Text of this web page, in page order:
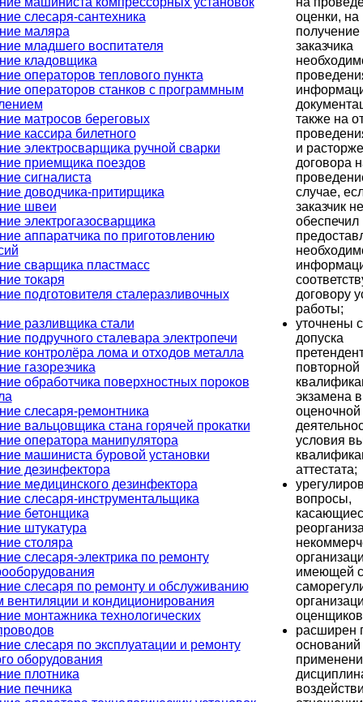
слесаря-сантехника
маляра
младшего воспитателя
кладовщика
операторов теплового пункта
операторов станков с программным
матросов береговых
кассира билетного
электросварщика ручной сварки
приемщика поездов
сигналиста
доводчика-притирщика
швеи
электрогазосварщика
аппаратчика по приготовлению
сварщика пластмасс
токаря
подготовителя сталеразливочных
разливщика стали
подручного сталевара электропечи
контролёра лома и отходов металла
газорезчика
обработчика поверхностных пороков
слесаря-ремонтника
вальцовщика стана горячей прокатки
оператора манипулятора
машиниста буровой установки
дезинфектора
медицинского дезинфектора
слесаря-инструментальщика
бетонщика
штукатура
столяра
слесаря-электрика по ремонту
слесаря по ремонту и обслуживанию
вентиляции и кондиционирования
монтажника технологических
слесаря по эксплуатации и ремонту
оборудования
плотника
печника
оценки, на
получение
заказчика
также на
и
договора
случае,
заказчик не
обеспечил
договору
работы;
уточнены
допуска
повторной
экзамена
оценочной
условия
аттестата;
вопросы,
имеющей
расширен
оснований